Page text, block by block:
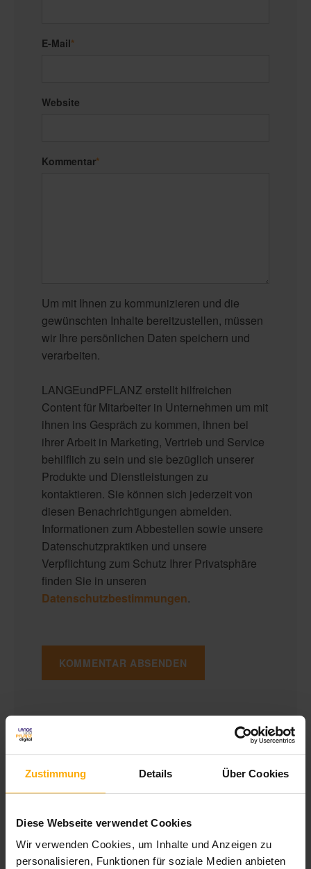
Zustimmung Details Über Cookies
Diese Webseite verwendet Cookies
Wir verwenden Cookies, um Inhalte und Anzeigen zu
personalisieren, Funktionen für soziale Medien anbieten
E-Mail*
Website
Kommentar*
Um mit Ihnen zu kommunizieren und die
gewünschten Inhalte bereitzustellen, müssen
wir Ihre persönlichen Daten speichern und
verarbeiten.
LANGEundPFLANZ erstellt hilfreichen
Content für Mitarbeiter in Unternehmen um mit
ihnen ins Gespräch zu kommen, ihnen bei
ihrer Arbeit in Marketing, Vertrieb und Service
behilflich zu sein und sie bezüglich unserer
Produkte und Dienstleistungen zu
kontaktieren. Sie können sich jederzeit von
diesen Benachrichtigungen abmelden.
Informationen zum Abbestellen sowie unsere
Datenschutzpraktiken und unsere
Verpflichtung zum Schutz Ihrer Privatsphäre
finden Sie in unseren
Datenschutzbestimmungen.
Deutschsprachiger HubSpot Nutzer Blog
Blog für Anwender und Interessenten von HubSpot
Neuigkeiten und Updates der HubSpot Module Inbound
Marketing, Vertrieb und CRM auf deutsch.